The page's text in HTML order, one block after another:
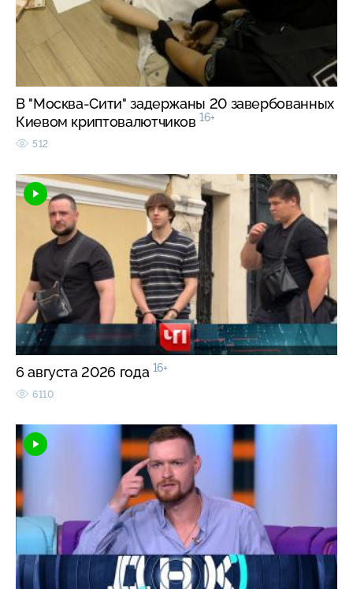
В "Москва-Сити" задержаны 20 завербованных
Киевом криптовалютчиков 16+
512
6 августа 2026 года 16+
6110